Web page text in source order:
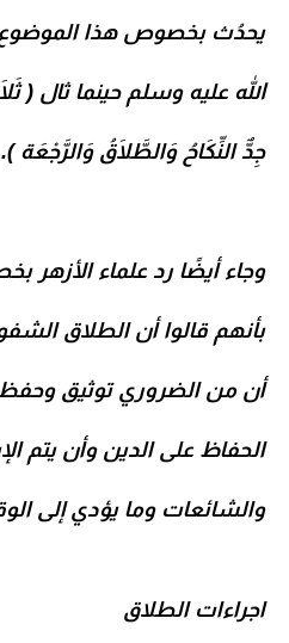
يحدُث بخصوص هذا
الله عليه وسلم حينما ثال
جِدٌّ النِّكَاحُ وَالطَّلَاقُ وَالرَّجْعَة ).
وجاء أيضًا رد علماء الأزهر
بأنهم قالوا أن الطلاق
أن من الضروري توثيق
الحفاظ على الدين وأن يتم
والشائعات وما يؤدي إلى
اجراءات الطلاق